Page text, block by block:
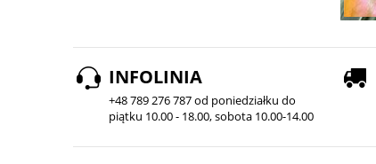
INFOLINIA
+48 789 276 787 od poniedziałku do
piątku 10.00 - 18.00, sobota 10.00-14.00